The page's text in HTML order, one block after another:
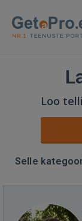
Loo
Selle